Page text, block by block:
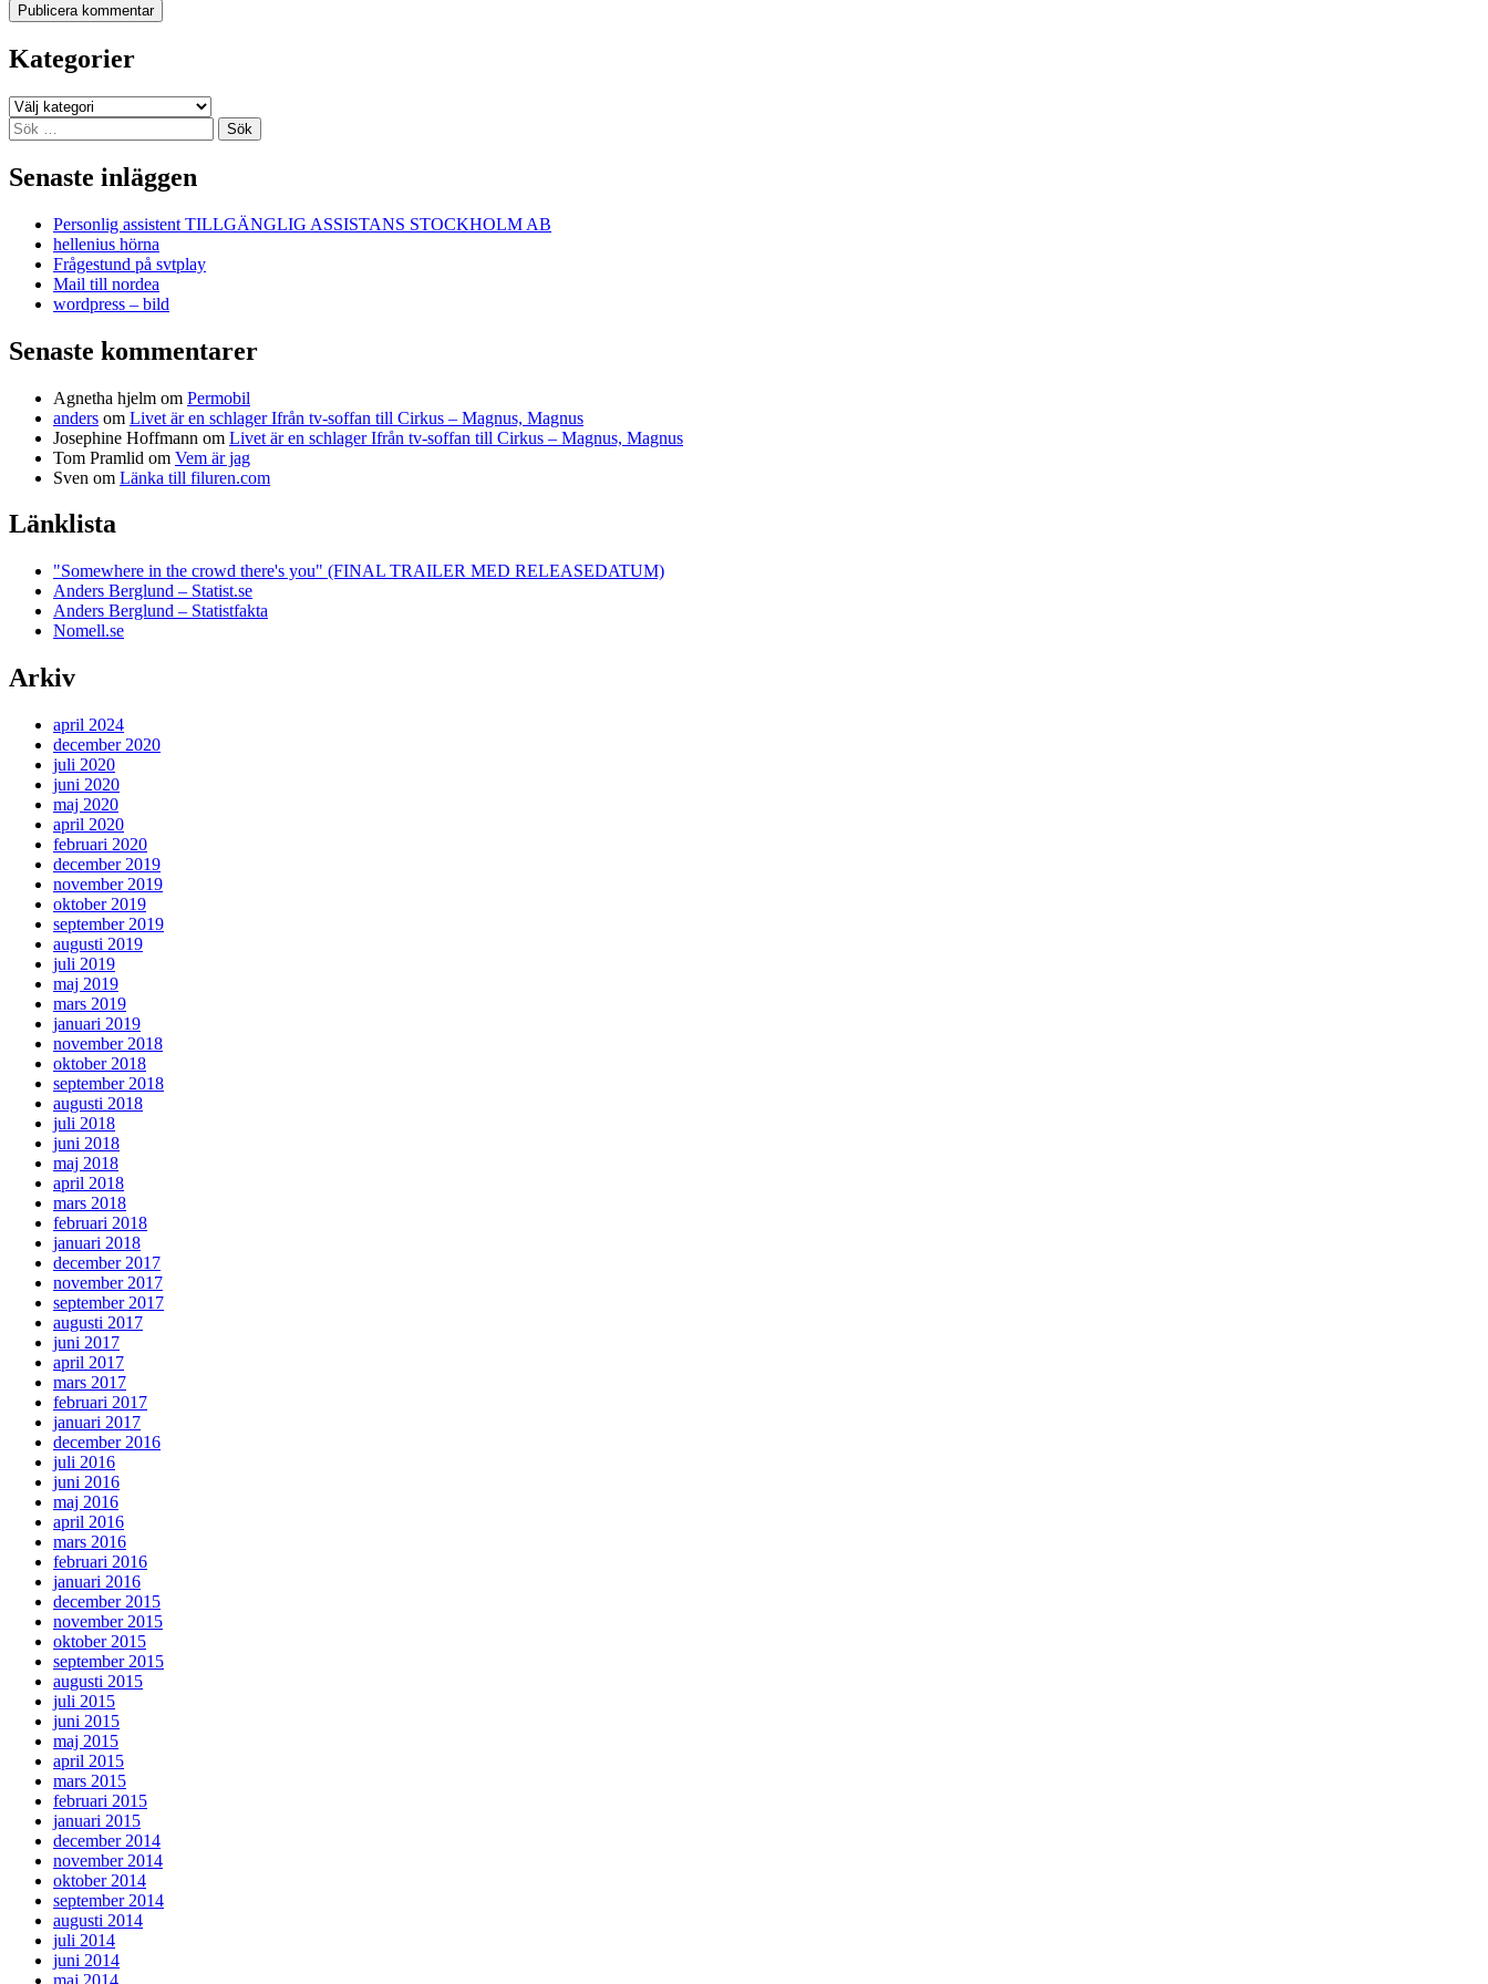
Kategorier
Kategorier
Sök
efter:
Senaste inläggen
Personlig assistent TILLGÄNGLIG ASSISTANS STOCKHOLM AB
hellenius hörna
Frågestund på svtplay
Mail till nordea
wordpress – bild
Senaste kommentarer
Agnetha hjelm om Permobil
anders om Livet är en schlager Ifrån tv-soffan till Cirkus – Magnus, Magnus
Josephine Hoffmann om Livet är en schlager Ifrån tv-soffan till Cirkus – Magnus, Magnus
Tom Pramlid om Vem är jag
Sven om Länka till filuren.com
Länklista
"Somewhere in the crowd there's you" (FINAL TRAILER MED RELEASEDATUM)
Anders Berglund – Statist.se
Anders Berglund – Statistfakta
Nomell.se
Arkiv
april 2024
december 2020
juli 2020
juni 2020
maj 2020
april 2020
februari 2020
december 2019
november 2019
oktober 2019
september 2019
augusti 2019
juli 2019
maj 2019
mars 2019
januari 2019
november 2018
oktober 2018
september 2018
augusti 2018
juli 2018
juni 2018
maj 2018
april 2018
mars 2018
februari 2018
januari 2018
december 2017
november 2017
september 2017
augusti 2017
juni 2017
april 2017
mars 2017
februari 2017
januari 2017
december 2016
juli 2016
juni 2016
maj 2016
april 2016
mars 2016
februari 2016
januari 2016
december 2015
november 2015
oktober 2015
september 2015
augusti 2015
juli 2015
juni 2015
maj 2015
april 2015
mars 2015
februari 2015
januari 2015
december 2014
november 2014
oktober 2014
september 2014
augusti 2014
juli 2014
juni 2014